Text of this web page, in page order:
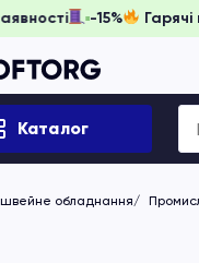
в наявності -15%
Каталог
обладнання